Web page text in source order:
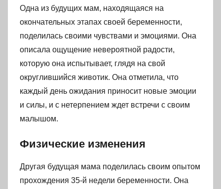
Одна из будущих мам, находящаяся на
окончательных этапах своей беременности,
поделилась своими чувствами и эмоциями. Она
описала ощущение невероятной радости,
которую она испытывает, глядя на свой
округлившийся животик. Она отметила, что
каждый день ожидания приносит новые эмоции
и силы, и с нетерпением ждет встречи с своим
малышом.
Физические изменения
Другая будущая мама поделилась своим опытом
прохождения 35-й недели беременности. Она